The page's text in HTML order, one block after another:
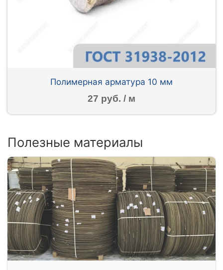
Полимерная арматура 10 мм
27 руб. / м
Полезные материалы